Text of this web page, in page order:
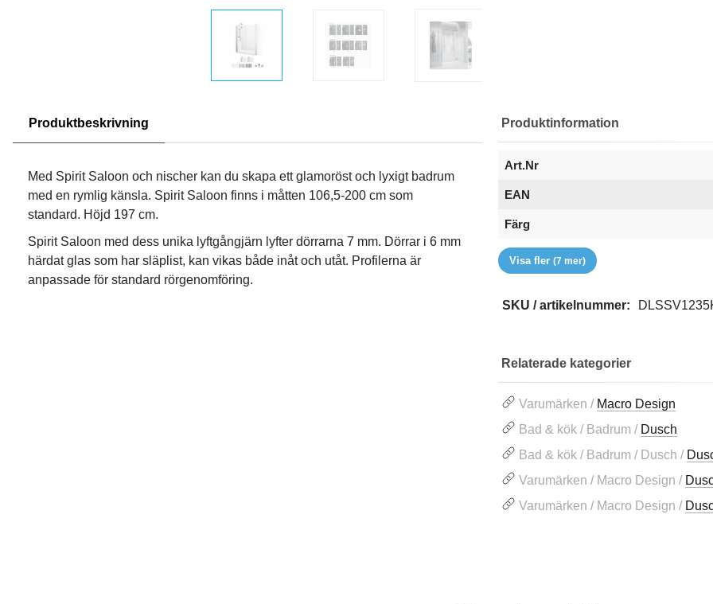
Produktbeskrivning
Med Spirit Saloon och nischer kan du skapa ett glamoröst och lyxigt badrum
med en rymlig känsla. Spirit Saloon finns i måtten 106,5-200 cm som
standard. Höjd 197 cm.
Spirit Saloon med dess unika lyftgångjärn lyfter dörrarna 7 mm. Dörrar i 6 mm
härdat glas som har släplist, kan vikas både inåt och utåt. Profilerna är
anpassade för standard rörgenomföring.
Produktinformation
Art.Nr
EAN
Färg
Glastyp
Handtag
Höjd (mm)
RSK
Serie
Storlek
Varumärke
Visa fler(7 mer)
SKU / artikelnummer:
Relaterade kategorier
Varumärken / Macro Design
Bad & kök / Badrum / Dusch
Bad & kök / Badrum / Dusch /
Varumärken / Macro Design /
Varumärken / Macro Design /